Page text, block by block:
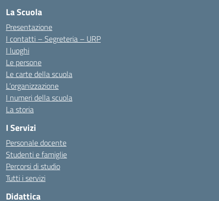
La Scuola
Presentazione
I contatti – Segreteria – URP
I luoghi
Le persone
Le carte della scuola
L’organizzazione
I numeri della scuola
La storia
I Servizi
Personale docente
Studenti e famiglie
Percorsi di studio
Tutti i servizi
Didattica